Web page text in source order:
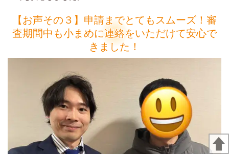
【お声その３】申請までとてもスムーズ！審
査期間中も小まめに連絡をいただけて安心で
きました！